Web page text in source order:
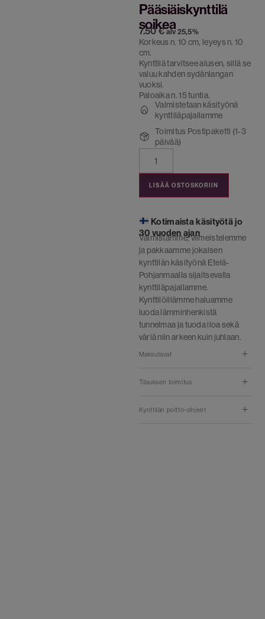
Pääsiäiskynttilä
soikea
7.50€ alv 25,5%
Korkeus n. 10 cm, leyeys n. 10
cm.
Kynttilä tarvitsee alusen, sillä se
valuu kahden sydänlangan
vuoksi.
Paloaika n. 15 tuntia.
Valmistetaan käsityönä
kynttiläpajallamme
Toimitus Postipaketti (1-3
päivää)
LISÄÄ OSTOSKORIIN
Kotimaista käsityötä jo
30 vuoden ajan
Valmistamme, viimeistelemme
ja pakkaamme jokaisen
kynttilän käsityönä Etelä-
Pohjanmaalla sijaitsevalla
kynttiläpajallamme.
Kynttilöillämme haluamme
luoda lämminhenkistä
tunnelmaa ja tuoda iloa sekä
väriä niin arkeen kuin juhlaan.
Maksutavat
Tilauksen toimitus
Kynttilän poltto-ohjeet